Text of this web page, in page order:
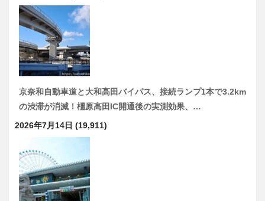
京奈和自動車道と大和高田バイパス、接続ランプ1本で3.2km
の渋滞が消滅！橿原高田IC開通後の実測効果、…
2026年7月14日 (19,911)